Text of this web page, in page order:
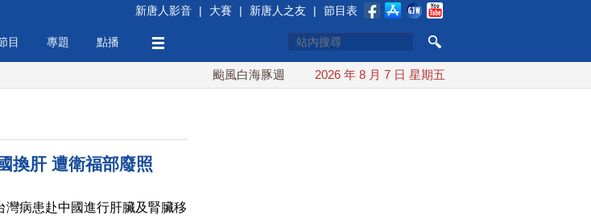
新唐人影音 | 大賽 | 新唐人之友 | 節目表
目 專題 點播
颱風白海豚週末最接近台灣 最快9日可能登陸中國
2026 年 8 月 7 日 星期五
換肝 遭衛福部廢照
病患赴中國進行肝臟及腎臟移